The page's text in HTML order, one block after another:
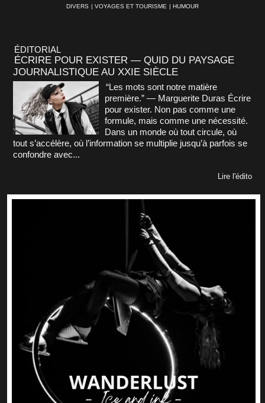
DIVERS | VOYAGES ET TOURISME | HUMOUR
ÉDITORIAL
ÉCRIRE POUR EXISTER — QUID DU PAYSAGE
JOURNALISTIQUE AU XXIE SIÈCLE
“Les mots sont notre matière
première.” — Marguerite Duras Écrire
pour exister. Non pas comme une
formule, mais comme une nécessité.
Dans un monde où tout circule, où
tout s’accélère, où l’information se multiplie jusqu’à parfois se
confondre avec...
Lire l'édito